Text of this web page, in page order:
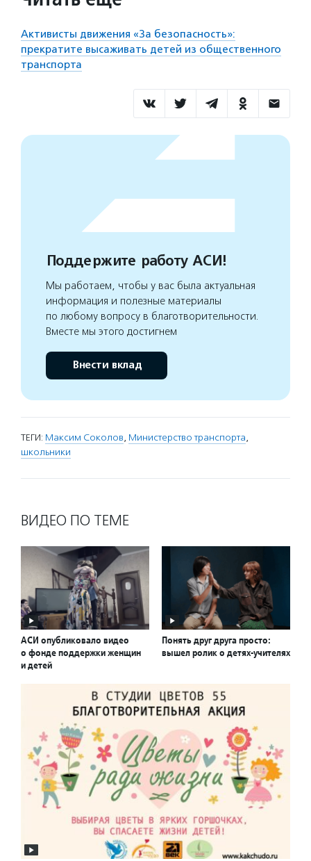
Активисты движения «За безопасность»:
прекратите высаживать детей из общественного
транспорта
Поддержите работу АСИ!
Мы работаем, чтобы у вас была актуальная
информация и полезные материалы
по любому вопросу в благотворительности.
Вместе мы этого достигнем
Внести вклад
ТЕГИ: Максим Соколов, Министерство транспорта,
школьники
ВИДЕО ПО ТЕМЕ
АСИ опубликовало видео
о фонде поддержки женщин
и детей
Понять друг друга просто:
вышел ролик о детях-учителях